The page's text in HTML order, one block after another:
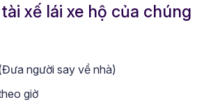
xế lái xe hộ của chúng
người say về nhà)
giờ